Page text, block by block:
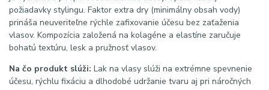
požiadavky stylingu. Faktor extra dry (minimálny obsah vody)
prináša neuveriteľne rýchle zafixovanie účesu bez zaťaženia
vlasov. Kompozícia založená na kolagéne a elastíne zaručuje
bohatú textúru, lesk a pružnosť vlasov.
Na čo produkt slúži: Lak na vlasy slúži na extrémne spevnenie
účesu, rýchlu fixáciu a dlhodobé udržanie tvaru aj pri náročných